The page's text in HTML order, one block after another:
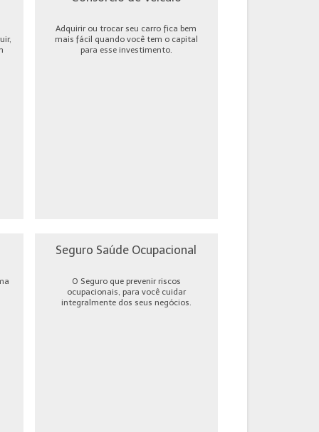
Adquirir ou trocar seu carro fica bem
mais fácil quando você tem o capital
para esse investimento.
Seguro Saúde Ocupacional
O Seguro que prevenir riscos
ocupacionais, para você cuidar
integralmente dos seus negócios.